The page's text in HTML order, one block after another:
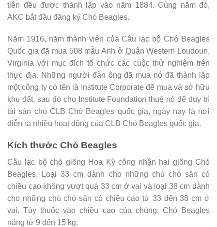
tiên đều được thành lập vào năm 1884. Cùng năm đó,
AKC bắt đầu đăng ký Chó Beagles.
Năm 1916, năm thành viên của Câu lạc bộ Chó Beagles
Quốc gia đã mua 508 mẫu Anh ở Quận Western Loudoun,
Virginia với mục đích tổ chức các cuộc thử nghiệm trên
thực địa. Những người đàn ông đã mua nó đã thành lập
một công ty có tên là Institute Corporate để mua và sở hữu
khu đất, sau đó cho Institute Foundation thuê nó để duy trì
tài sản cho CLB Chó Beagles quốc gia, ngày nay là nơi
diễn ra nhiều hoạt động của CLB Chó Beagles quốc gia.
Kích thước Chó Beagles
Câu lạc bộ chó giống Hoa Kỳ công nhận hai giống Chó
Beagles. Loại 33 cm dành cho những chú chó săn có
chiều cao không vượt quá 33 cm ở vai và loại 38 cm dành
cho những chú chó săn có chiều cao từ 33 đến 38 cm ở
vai. Tùy thuộc vào chiều cao của chúng, Chó Beagles
nặng từ 9 đến 15 kg.